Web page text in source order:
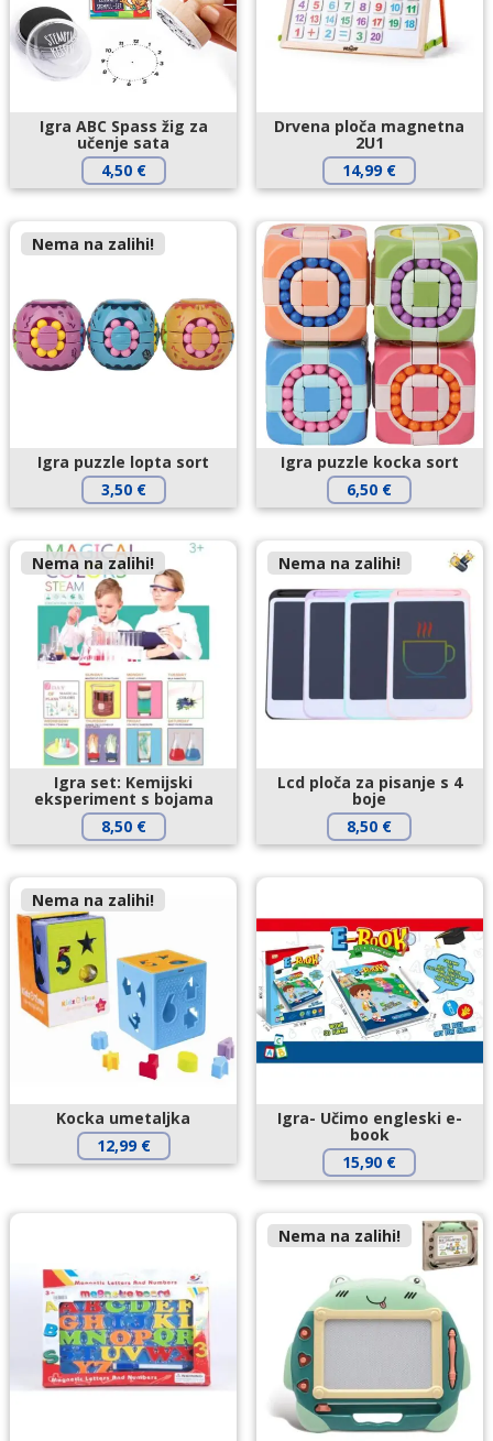
Igra ABC Spass žig za
učenje sata
4,50 €
Drvena ploča magnetna
2U1
14,99 €
Nema na zalihi!
Igra puzzle lopta sort
3,50 €
Igra puzzle kocka sort
6,50 €
Nema na zalihi!
Igra set: Kemijski
eksperiment s bojama
8,50 €
Nema na zalihi!
Lcd ploča za pisanje s 4
boje
8,50 €
Nema na zalihi!
Kocka umetaljka
12,99 €
Igra- Učimo engleski e-
book
15,90 €
Nema na zalihi!